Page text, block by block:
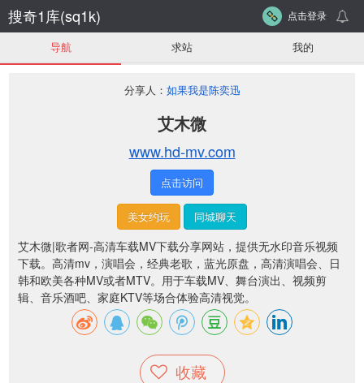
搜奇1库(sq1k) 点击登录
导航 求站 我的
分享人： 如果我是陈奕迅
艾木微
www.hd-mv.com
点击访问
美女约玩 同城聊天
艾木微|歌者网-高清车载MV下载分享网站，提供无水印音乐视频
下载。高清mv，演唱会，经典老歌，蓝光原盘，高清演唱会、日
韩和欧美各种MV或者MTV。用于车载MV、舞台演出、视频剪
辑、音乐酒吧、家庭KTV等场合体验高清视觉。
收藏